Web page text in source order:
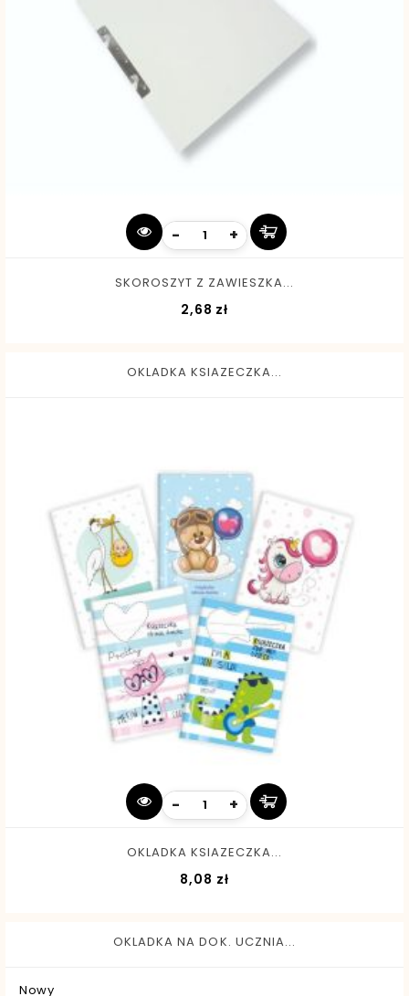
- +
SKOROSZYT Z ZAWIESZKA...
2,68 zł
OKLADKA KSIAZECZKA...
- +
OKLADKA KSIAZECZKA...
8,08 złCena
OKLADKA NA DOK. UCZNIA...
Nowy